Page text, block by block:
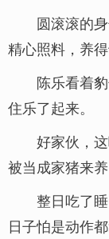
圆滚滚的
精心照料，养得
陈乐看着
住乐了起来。
好家伙，
被当成家猪来养
整日吃了
日子怕是动作都